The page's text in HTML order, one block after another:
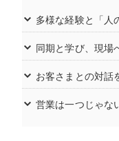
多様な経験と「人
同期と学び、現場
お客さまとの対話
営業は一つじゃな